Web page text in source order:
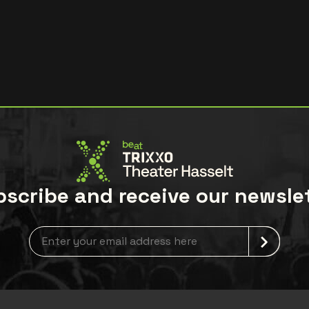
and receive our
Newsletter grabber